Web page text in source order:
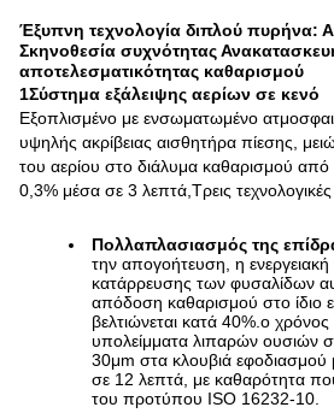
Έξυπνη τεχνολογία διπλού πυρήνα:
Σκηνοθεσία συχνότητας
αποτελεσματικότητας καθαρισμού
1Σύστημα εξάλειψης αερίων σε κενό
Εξοπλισμένο με ενσωματωμένο
υψηλής ακρίβειας αισθητήρα πίεσης,
του αερίου στο διάλυμα καθαρισμού
0,3% μέσα σε 3 λεπτά,Τρεις
Πολλαπλασιασμός της
την απογοήτευση, η
κατάρρευσης των φυσαλίδων
απόδοση καθαρισμού στο ίδιο
βελτιώνεται κατά 40%.ο
υπολείμματα λιπαρών ουσιών
30μm στα κλουβιά
σε 12 λεπτά, με καθαρότητα
του προτύπου ISO 16232-10.